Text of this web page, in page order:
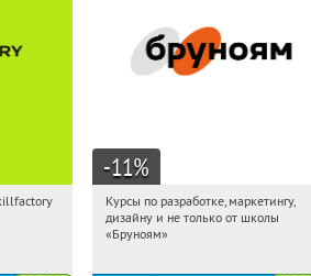
первым!
-11%
16:34:58
Получи первым!
Россия
Курсы по разработке, маркетингу,
дизайну и не только от школы
«Бруноям»